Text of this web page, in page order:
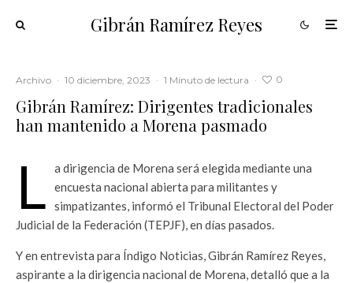
Gibrán Ramírez Reyes
Archivo · 10 diciembre, 2023 · 1 Minuto de lectura · 0
Gibrán Ramírez: Dirigentes tradicionales
han mantenido a Morena pasmado
L
a dirigencia de Morena será elegida mediante una
encuesta nacional abierta para militantes y
simpatizantes, informó el Tribunal Electoral del Poder
Judicial de la Federación (TEPJF), en días pasados.
Y en entrevista para Índigo Noticias, Gibrán Ramírez Reyes,
aspirante a la dirigencia nacional de Morena, detalló que a la